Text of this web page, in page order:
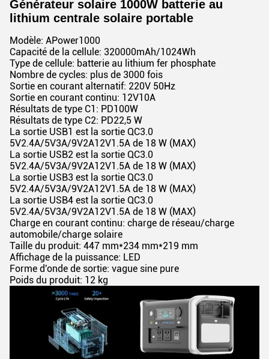
Générateur solaire 1000W batterie au
lithium centrale solaire portable
Modèle: APower1000
Capacité de la cellule: 320000mAh/1024Wh
Type de cellule: batterie au lithium fer phosphate
Nombre de cycles: plus de 3000 fois
Sortie en courant alternatif: 220V 50Hz
Sortie en courant continu: 12V10A
Résultats de type C1: PD100W
Résultats de type C2: PD22,5 W
La sortie USB1 est la sortie QC3.0
5V2.4A/5V3A/9V2A12V1.5A de 18 W (MAX)
La sortie USB2 est la sortie QC3.0
5V2.4A/5V3A/9V2A12V1.5A de 18 W (MAX)
La sortie USB3 est la sortie QC3.0
5V2.4A/5V3A/9V2A12V1.5A de 18 W (MAX)
La sortie USB4 est la sortie QC3.0
5V2.4A/5V3A/9V2A12V1.5A de 18 W (MAX)
Charge en courant continu: charge de réseau/charge
automobile/charge solaire
Taille du produit: 447 mm*234 mm*219 mm
Affichage de la puissance: LED
Forme d'onde de sortie: vague sine pure
Poids du produit: 12 kg